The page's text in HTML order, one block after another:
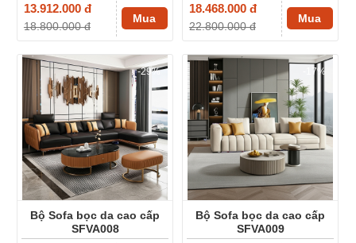
13.912.000 đ
18.800.000 đ
Mua
18.468.000 đ
22.800.000 đ
Mua
Bộ Sofa bọc da cao cấp
SFVA008
-29%
Bộ Sofa bọc da cao cấp
SFVA009
-17%